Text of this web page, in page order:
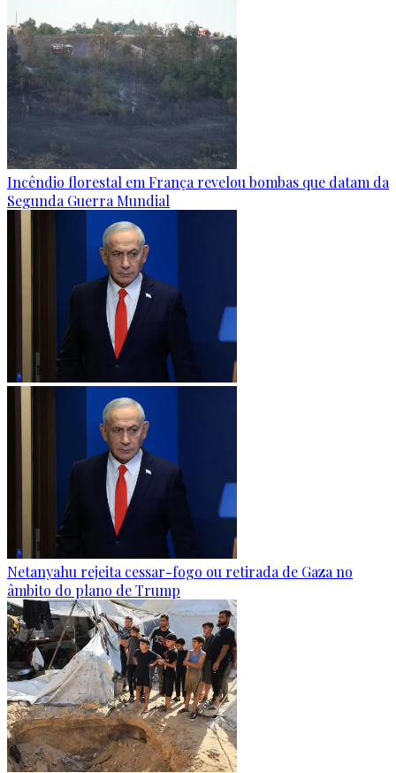
Incêndio florestal em França revelou bombas que datam da
Segunda Guerra Mundial
Netanyahu rejeita cessar-fogo ou retirada de Gaza no
âmbito do plano de Trump